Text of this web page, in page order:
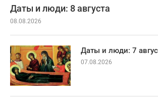
Даты и люди: 8 августа
08.08.2026
Даты и люди: 7
07.08.2026